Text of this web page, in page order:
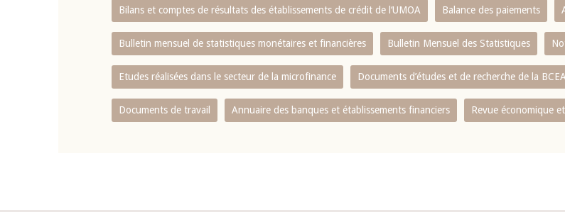
Bilans et comptes de résultats des établissements de crédit de l‘UMOA Balance des paiements
Bulletin mensuel de statistiques monétaires et financières Bulletin Mensuel des Statistiques
Etudes réalisées dans le secteur de la microfinance Documents d’études et de recherche de la
Documents de travail Annuaire des banques et établissements financiers Revue économique